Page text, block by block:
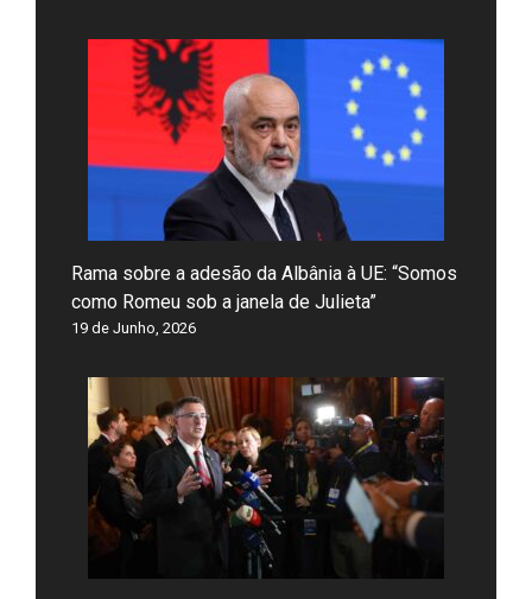
Rama sobre a adesão da Albânia à UE: “Somos
como Romeu sob a janela de Julieta”
19 de Junho, 2026